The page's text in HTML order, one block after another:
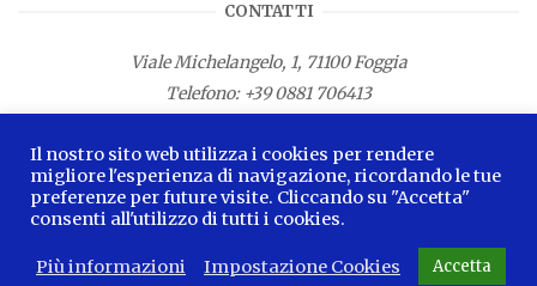
CONTATTI
Viale Michelangelo, 1, 71100 Foggia
Telefono: +39 0881 706413
E-mail:info.lamagnacapitana@regione.puglia.it
Il nostro sito web utilizza i cookies per rendere
migliore l'esperienza di navigazione, ricordando le tue
preferenze per future visite. Cliccando su "Accetta"
consenti all'utilizzo di tutti i cookies.
Più informazioni Impostazione Cookies Accetta